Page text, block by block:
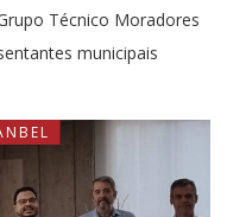
Técnico Moradores
municipais